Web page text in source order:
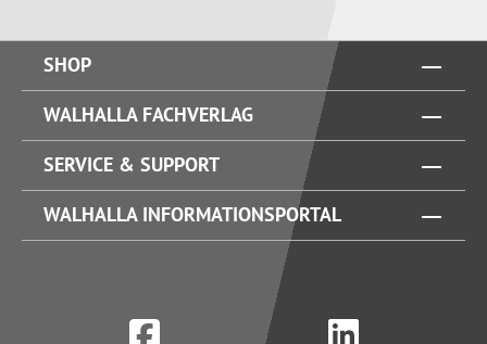
SHOP
WALHALLA FACHVERLAG
SERVICE & SUPPORT
WALHALLA INFORMATIONSPORTAL